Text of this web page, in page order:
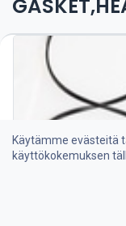
Venttiilivälykset on
79,05€
Lisää toivelistalle
Käytämme evästeitä
käyttökokemuksen